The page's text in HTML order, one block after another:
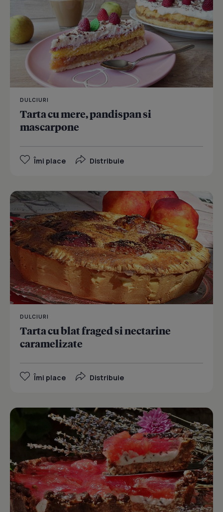
DULCIURI
Tarta cu mere, pandispan si
mascarpone
Îmi place Distribuie
DULCIURI
Tarta cu blat fraged si nectarine
caramelizate
Îmi place Distribuie